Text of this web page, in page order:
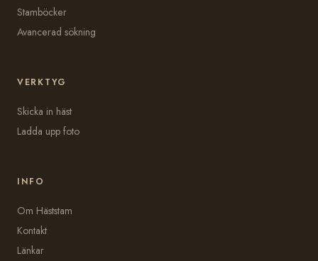
Stamböcker
Avancerad sökning
VERKTYG
Skicka in häst
Ladda upp foto
INFO
Om Häststam
Kontakt
Länkar